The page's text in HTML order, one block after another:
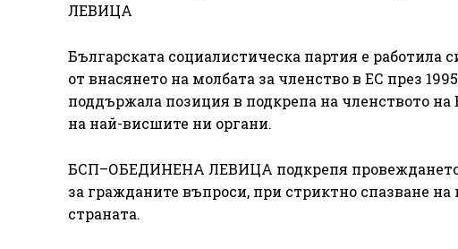
ЛЕВИЦА
Българската социалистическа партия е работила
от внасянето на молбата за членство в ЕС през
поддържала позиция в подкрепа на членството
на най-висшите ни органи.
БСП–ОБЕДИНЕНА ЛЕВИЦА подкрепя провеждането
за гражданите въпроси, при стриктно спазване
страната.